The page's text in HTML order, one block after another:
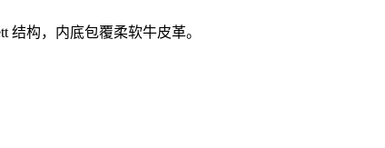
结构，内底包覆柔软牛皮革。